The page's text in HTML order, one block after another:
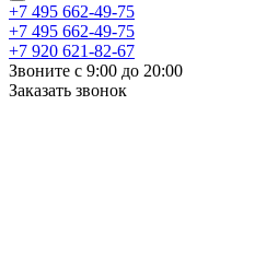
+7 495 662-49-75
+7 495 662-49-75
+7 920 621-82-67
Звоните с 9:00 до 20:00
Заказать звонок